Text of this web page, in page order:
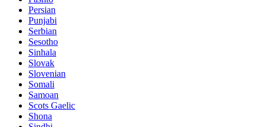
Persian
Punjabi
Serbian
Sesotho
Sinhala
Slovak
Slovenian
Somali
Samoan
Scots Gaelic
Shona